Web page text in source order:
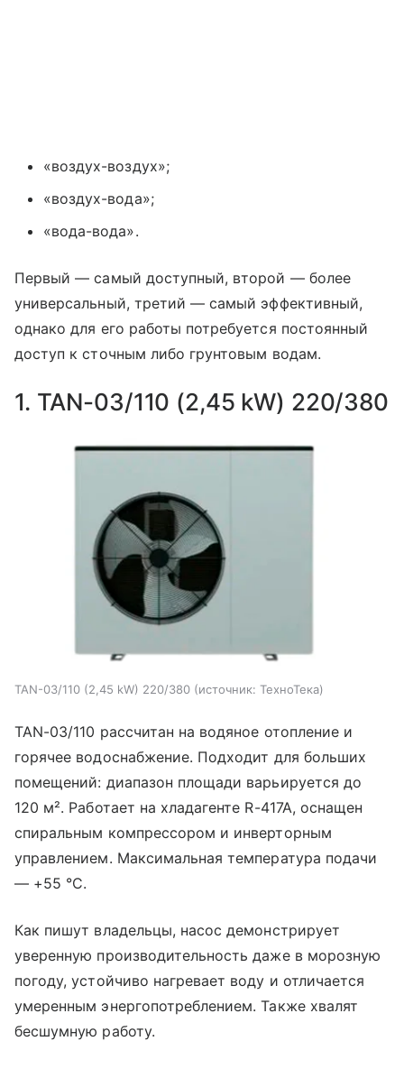
«воздух-воздух»;
«воздух-вода»;
«вода-вода».
Первый — самый доступный, второй — более
универсальный, третий — самый эффективный,
однако для его работы потребуется постоянный
доступ к сточным либо грунтовым водам.
1. TAN-03/110 (2,45 kW) 220/380
TAN-03/110 (2,45 kW) 220/380 источник: ТехноТека
TAN-03/110 рассчитан на водяное отопление и
горячее водоснабжение. Подходит для больших
помещений: диапазон площади варьируется до
120 м². Работает на хладагенте R-417A, оснащен
спиральным компрессором и инверторным
управлением. Максимальная температура подачи
— +55 °C.
Как пишут владельцы, насос демонстрирует
уверенную производительность даже в морозную
погоду, устойчиво нагревает воду и отличается
умеренным энергопотреблением. Также хвалят
бесшумную работу.